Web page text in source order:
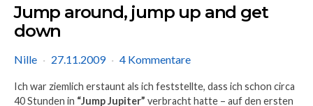
Jump around, jump up and get
down
Nille 27.11.2009 4 Kommentare
Ich war ziemlich erstaunt als ich feststellte, dass ich schon circa
40 Stunden in “Jump Jupiter” verbracht hatte – auf den ersten